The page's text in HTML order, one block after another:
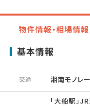
物件情報・相場情報
基本情報
交通 湘南モノレ
「大船駅」